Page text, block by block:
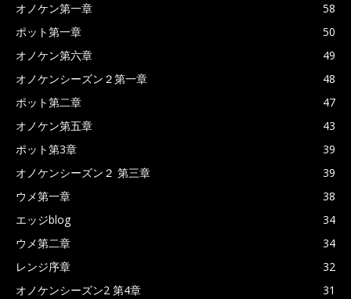
オノケン第一章
58
ポット第一章
50
オノケン第六章
49
オノケンシーズン２第一章
48
ポット第二章
47
オノケン第五章
43
ポット第3章
39
オノケンシーズン２ 第三章
39
ウメ第一章
38
エッジblog
34
ウメ第二章
34
レンジ序章
32
オノケンシーズン2 第4章
31